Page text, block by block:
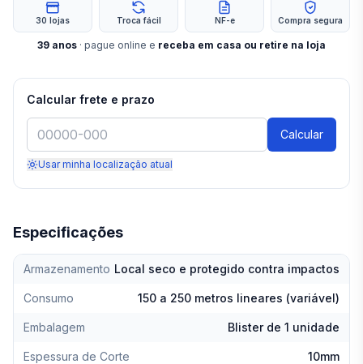
Especificações
Armazenamento Local seco e protegido contra impactos
Consumo 150 a 250 metros lineares (variável)
Embalagem Blister de 1 unidade
Espessura de Corte 10mm
30 lojas Troca fácil NF-e Compra segura
39 anos · pague online e receba em casa ou retire na loja
Calcular frete e prazo
Calcular
Usar minha localização atual